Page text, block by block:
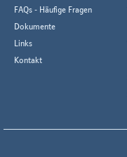
FAQs - Häufige Fragen
Dokumente
Links
Kontakt